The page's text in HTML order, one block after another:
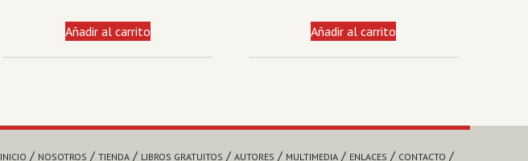
Añadir al carrito Añadir al carrito
INICIO NOSOTROS TIENDA LIBROS GRATUITOS AUTORES MULTIMEDIA ENLACES CONTACTO